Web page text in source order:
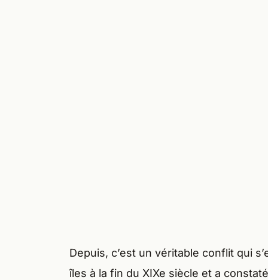
Depuis, c’est un véritable conflit qui
îles à la fin du XIXe siècle et a